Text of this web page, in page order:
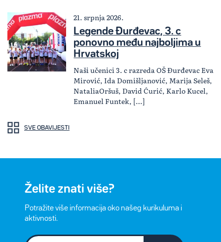
21. srpnja 2026.
Legende Đurđevac, 3. c
ponovno među najboljima u
Hrvatskoj
Naši učenici 3. c razreda OŠ Đurđevac Eva
Mirović, Ida Domišljanović, Marija Seleš,
NataliaOršuš, David Ćurić, Karlo Kucel,
Emanuel Funtek, […]
SVE OBAVIJESTI
Želite znati više?
Potražite više informacija oko našeg kurikuluma i
aktivnosti.